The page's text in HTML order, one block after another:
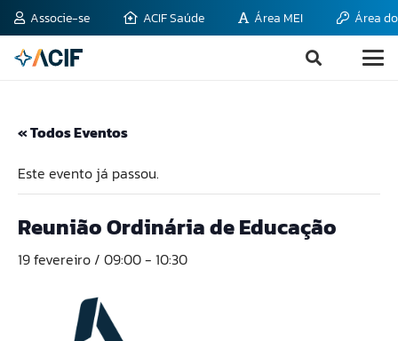
Associe-se ACIF Saúde Área MEI Área
« Todos Eventos
Este evento já passou.
Reunião Ordinária de Educação
19 fevereiro / 09:00- 10:30